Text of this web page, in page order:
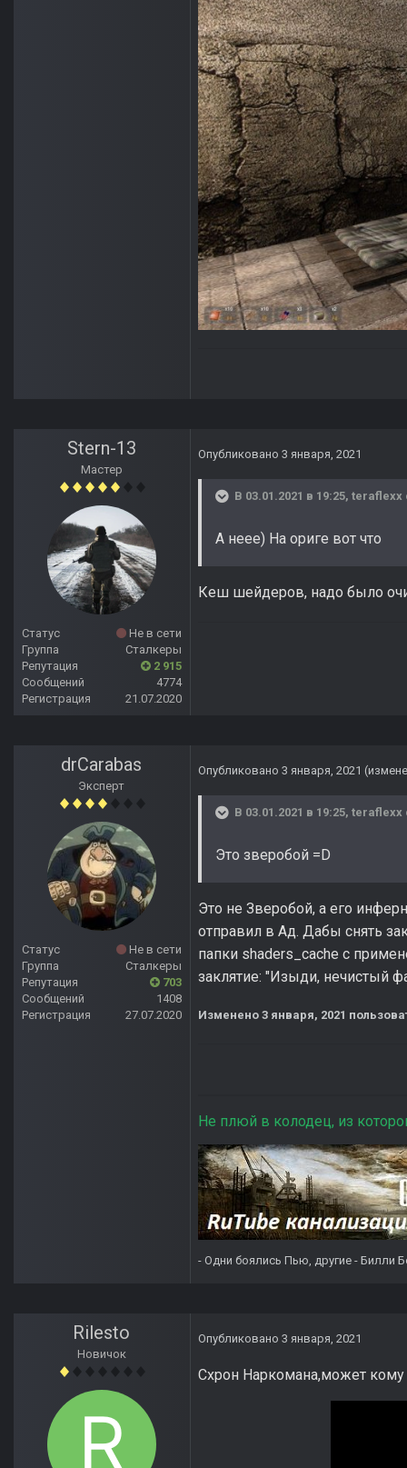
Stern-13
Мастер
Статус
Не в сети
Группа
Сталкеры
Репутация
2 915
Сообщений
4774
Регистрация
21.07.2020
Опубликовано 3 января, 2021
В 03.01.2021 в 19:25, teraflexx
А неее) На ориге вот что
Кеш шейдеров, надо было
drCarabas
Эксперт
Статус
Не в сети
Группа
Сталкеры
Репутация
703
Сообщений
1408
Регистрация
27.07.2020
Опубликовано 3 января, 2021
В 03.01.2021 в 19:25, teraflexx
Это зверобой =D
Это не Зверобой, а его
отправил в Ад. Дабы снять
папки shaders_cache с
заклятие: "Изыди, нечистый
Изменено 3 января, 2021
Не плюй в колодец, из
- Одни боялись Пью, другие - Билли
Rilesto
Новичок
Опубликовано 3 января, 2021
Схрон Наркомана,может кому